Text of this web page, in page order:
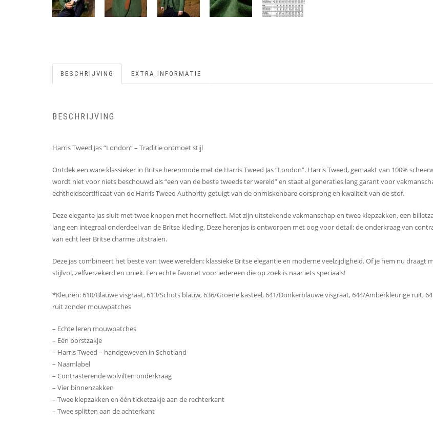
BESCHRIJVING EXTRA INFORMATIE
BESCHRIJVING
Harris Tweed Jas “London” – Traditie ontmoet stijl
Ontdek een ware klassieker in Britse herenmode met de Harris Tweed Jas “London”. Harris Tweed, gemaakt van 100%
wordt niet voor niets beschouwd als “een van de beste tweeds ter wereld” en staat al generaties lang garant voor
echtheidscertificaat van de Harris Tweed Authority getuigt van de onmiskenbare oorsprong en kwaliteit van de stof.
Deze elegante jas sluit met twee knopen met hoorneffect. Met zijn uitstekende vakmanschap en twee klepzakken, een
lang een integraal onderdeel van de Britse kleding. Deze herenjas is ontworpen met oog voor detail: de onderkraag van
van echt leer Britse charme uitstralen.
Deze jas combineert het beste van twee werelden: klassieke Britse elegantie en moderne veelzijdigheid. Of je hem nu
stijlvol, zelfverzekerd en uniek. Een echte favoriet voor iedereen die op zoek is naar iets speciaals!
*Kleuren: 610/Blauwe visgraat, 613/Schots blauw, 636/Groene kasteel, 641/Donkerblauwe visgraat, 644/Amberkleurige ruit,
ruit zonder mouwpatches
– Echte leren mouwpatches
– Eén borstzakje
– Harris Tweed – handgeweven in Schotland
– Naamlabel
– Contrasterende wolvilten onderkraag
– Vier binnenzakken
– Twee klepzakken en één ticketzakje aan de rechterkant
– Twee splitten aan de achterkant